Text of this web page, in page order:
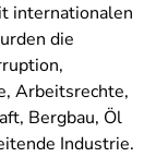
internationalen
die
Arbeitsrechte,
Bergbau, Öl
Industrie.